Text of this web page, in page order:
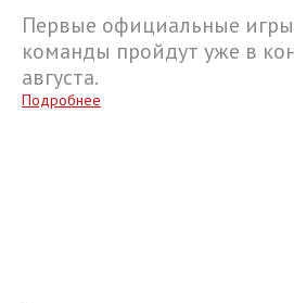
Первые официальные
команды пройдут уже в
августа.
Подробнее